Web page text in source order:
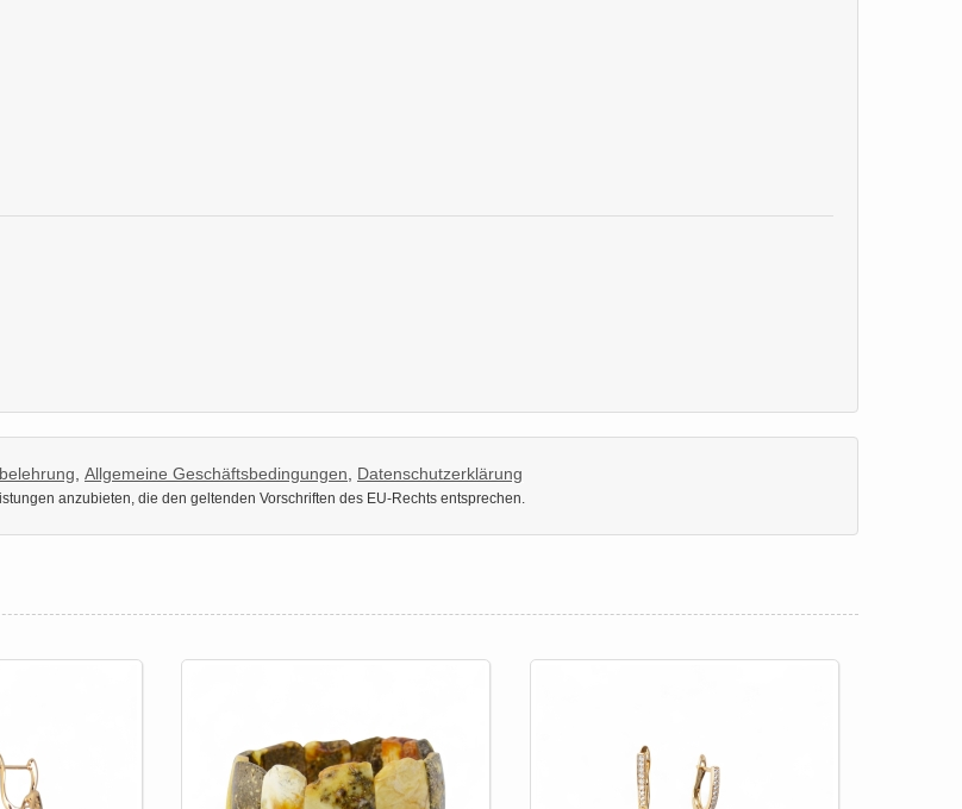
Allgemeine Geschäftsbedingungen Datenschutzerklärung
anzubieten, die den geltenden Vorschriften des EU-Rechts entsprechen.